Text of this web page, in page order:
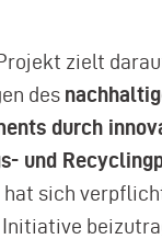
zielt
des
durch
und
hat sich